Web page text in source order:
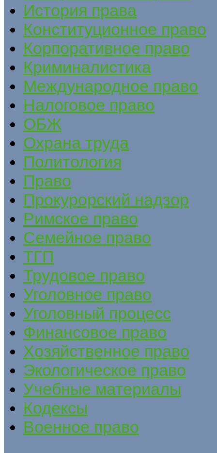
История права
Конституционное право
Корпоративное право
Криминалистика
Международное право
Налоговое право
ОБЖ
Охрана труда
Политология
Право
Прокурорский надзор
Римское право
Семейное право
ТГП
Трудовое право
Уголовное право
Уголовный процесс
Финансовое право
Хозяйственное право
Экологическое право
Учебные материалы
Кодексы
Военное право